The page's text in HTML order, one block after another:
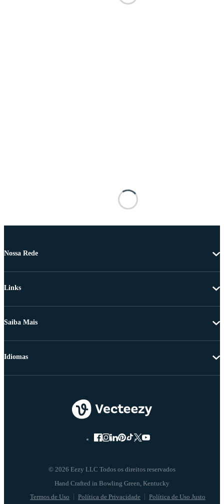
Nossa Rede
Links
Saiba Mais
© 2026 Eezy LLC Todos os direitos reservados
Termos de Uso Política de Privacidade Política de Uso Justo
Idiomas